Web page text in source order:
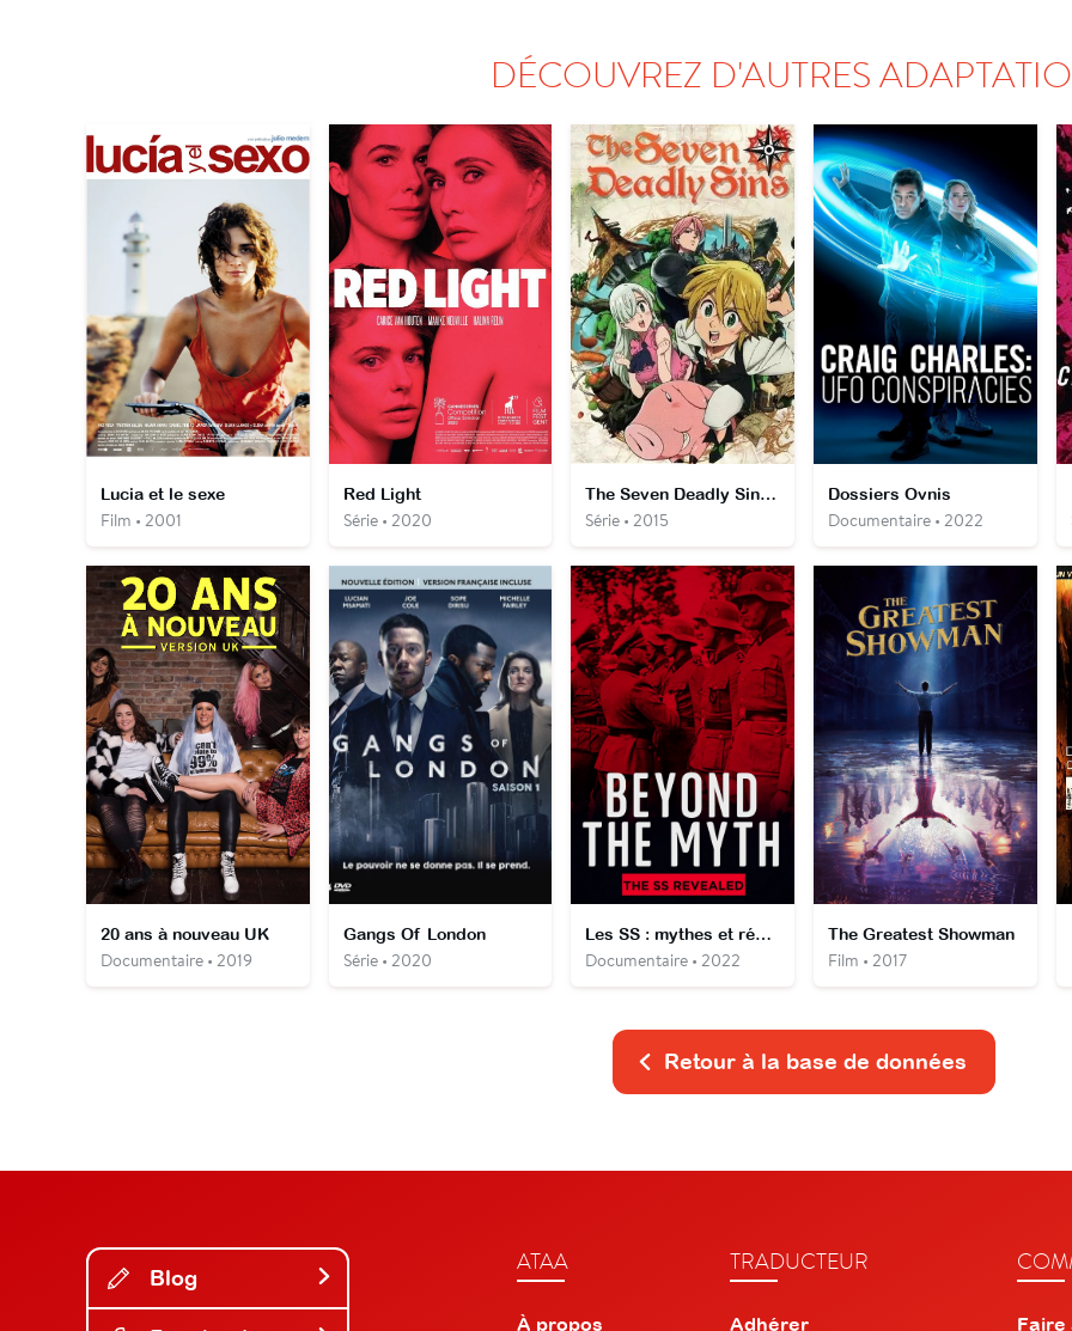
DÉCOUVREZ D'AUTRES
Lucia et le sexe
Film • 2001
Red Light
Série • 2020
The Seven Deadly Sins (2015-2018)
Série • 2015
Dossiers Ovnis
Documentaire • 2022
20 ans à nouveau UK
Documentaire • 2019
Gangs Of London
Série • 2020
Les SS : mythes et réalité
Documentaire • 2022
The Greatest Showman
Film • 2017
Retour à la base de données
Blog
ATAA
À propos
TRADUCTEUR
Adhérer